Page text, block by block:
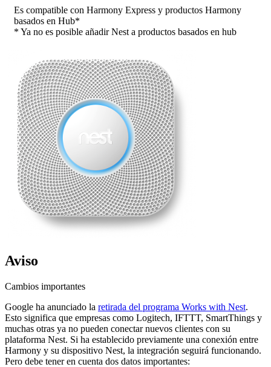
Es compatible con Harmony Express y productos Harmony
basados en Hub*
* Ya no es posible añadir Nest a productos basados en hub
Aviso
Cambios importantes
Google ha anunciado la retirada del programa Works with Nest.
Esto significa que empresas como Logitech, IFTTT, SmartThings y
muchas otras ya no pueden conectar nuevos clientes con su
plataforma Nest. Si ha establecido previamente una conexión entre
Harmony y su dispositivo Nest, la integración seguirá funcionando.
Pero debe tener en cuenta dos datos importantes: